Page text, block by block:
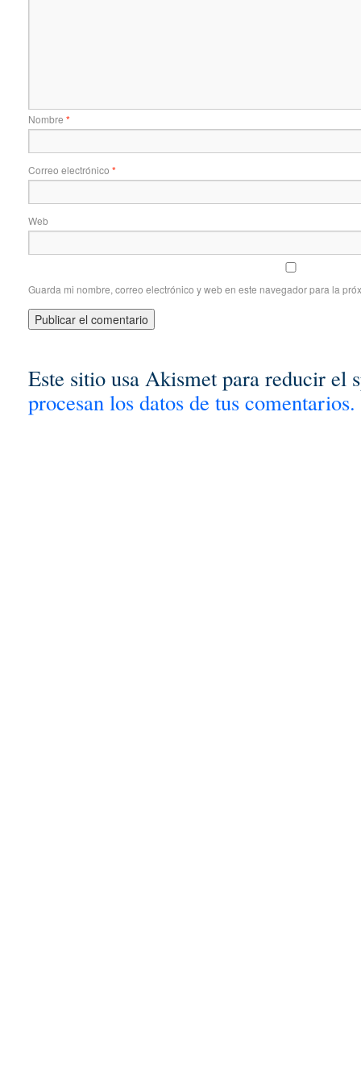
Nombre *
Correo electrónico *
Web
Guarda mi nombre, correo electrónico y web en este navegador para la
Este sitio usa Akismet para reducir el
procesan los datos de tus comentarios.